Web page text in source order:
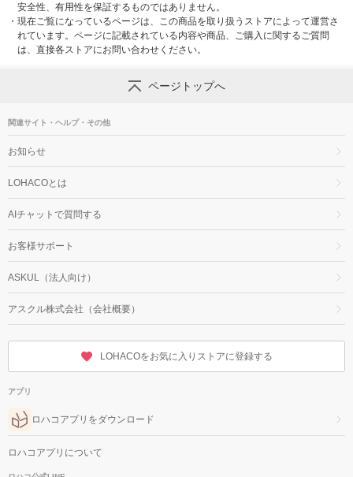
安全性、有用性を保証するものではありません。
・ 現在ご覧になっているページは、この商品を取り扱うストアによって運営さ
れています。ページに記載されている内容や商品、ご購入に関するご質問
は、直接各ストアにお問い合わせください。
ページトップへ
関連サイト・ヘルプ・その他
お知らせ
LOHACOとは
AIチャットで質問する
お客様サポート
ASKUL（法人向け）
アスクル株式会社（会社概要）
LOHACOをお気に入りストアに登録する
アプリ
ロハコアプリをダウンロード
ロハコアプリについて